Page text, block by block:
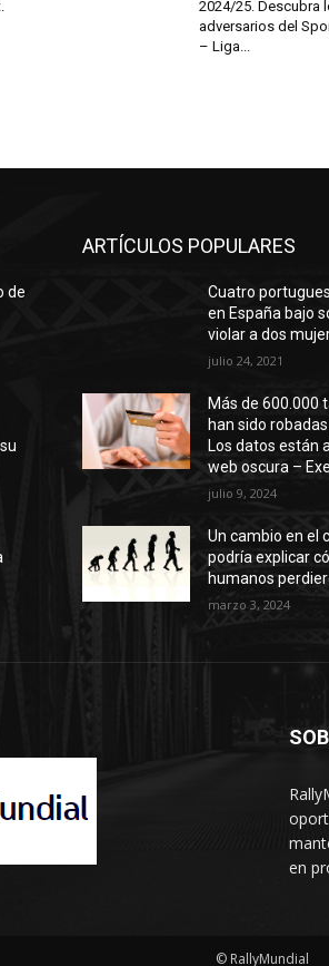
2024/25. Descubra
adversarios del
– Liga...
de
ARTÍCULOS POPULARES
Cuatro
en España bajo
violar a dos
julio 24, 2021
Más de 600.000
han sido
Los datos están
web oscura –
julio 9, 2024
Un cambio en el
podría explicar
humanos
marzo 3, 2024
en
© RallyMundial